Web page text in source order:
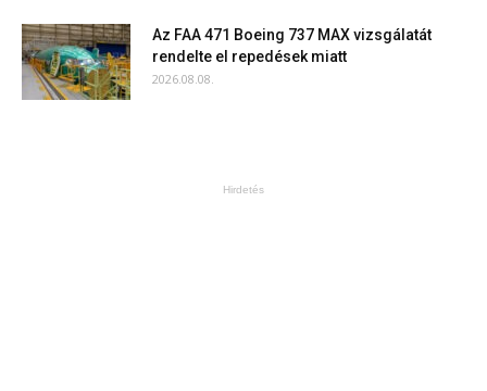
Az FAA 471 Boeing 737 MAX vizsgálatát
rendelte el repedések miatt
2026.08.08.
Hirdetés